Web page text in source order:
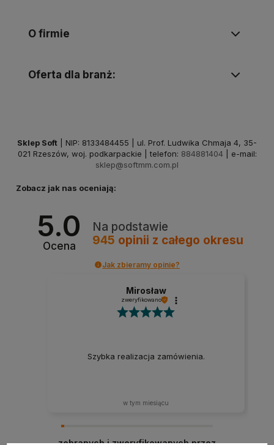
O firmie
Oferta dla branż:
Sklep Soft | NIP: 8133484455 | ul. Prof. Ludwika Chmaja 4, 35-
021 Rzeszów, woj. podkarpackie | telefon: 884881404 | e-mail:
sklep@softmm.com.pl
Zobacz jak nas oceniają:
5.0
Ocena
Na podstawie
945 opinii z całego okresu
Jak zbieramy opinie?
Mirosław
zweryfikowano
Szybka realizacja zamówienia.
w tym miesiącu